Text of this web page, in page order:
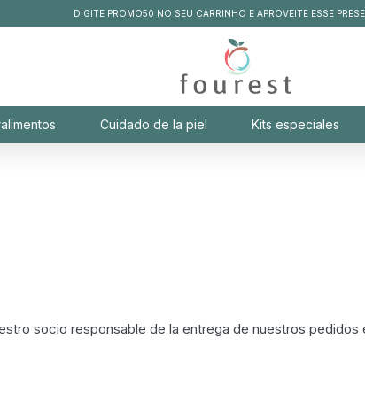
DIGITE PROMO50 NO SEU CARRINHO E APROVEITE ESSE
Cuidado de la piel Kits especiales
socio responsable de la entrega de nuestros pedidos